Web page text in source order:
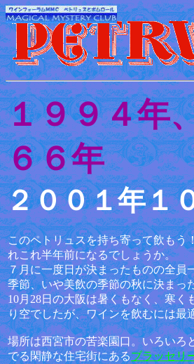
１９９４年
６６年
２００１年１
このペトリュスを持ち寄って飲もう
れこれ半年前になるでしょうか。
７月に一度日が決まったものの全員
季節、いや美飲の季節の秋に決まっ
10月28日の大阪は暑くもなく、寒く
り空でしたが、ワインを飲むには最
場所は西宮市の苦楽園口。いろいろ
でる閑静な住宅街にあるブラッセリ